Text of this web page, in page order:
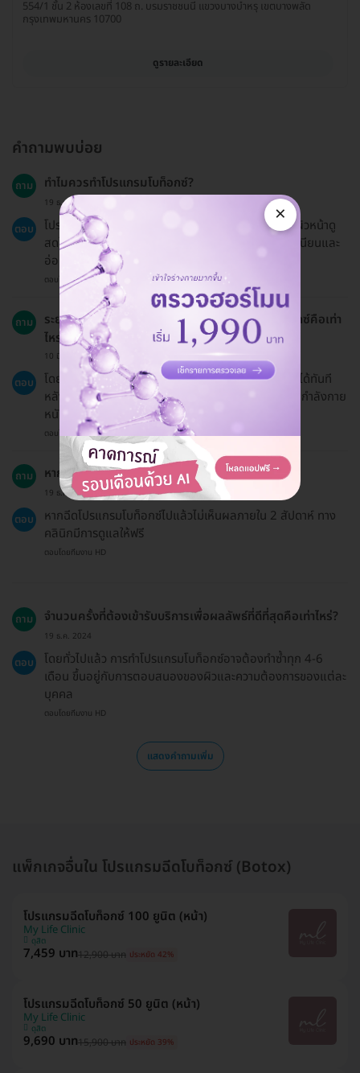
554/1 ชั้น 2 ห้องเลขที่ 108 ถ. บรมราชชนนี แขวงบางบำหรุ เขตบางพลัด
กรุงเทพมหานคร 10700
ดูรายละเอียด
คำถามพบบ่อย
ถาม ทำไมควรทำโปรแกรมโบท็อกซ์?
19 ธ.ค. 2024
ตอบ
โปรแกรมโบท็อกซ์สามารถช่วยลดเลือนริ้วรอยและทำให้ผิวหน้าดู
สดใสขึ้น นอกจากนี้ยังช่วยปรับรูปหน้าทำให้มีความเรียบเนียนและ
อ่อนเยาว์มากขึ้น
ตอบโดยทีมงาน HD
ถาม
ระยะเวลาที่ต้องใช้ในการฟื้นตัวหลังทำโปรแกรมโบท็อกซ์คือเท่า
ไหร่?
10 มี.ค. 2023
ตอบ
โดยปกติผู้รับบริการสามารถกลับไปทำกิจกรรมประจำวันได้ทันที
หลังจากทำโปรแกรมโบท็อกซ์ แต่ควรหลีกเลี่ยงการออกกำลังกาย
หนักและการสัมผัสความร้อนในช่วง 24 ชั่วโมงแรก
ตอบโดยทีมงาน HD
ถาม หากฉีดไปแล้วไม่เห็นผลจะทำอย่างไร?
19 ธ.ค. 2024
ตอบ
หากฉีดโปรแกรมโบท็อกซ์ไปแล้วไม่เห็นผลภายใน 2 สัปดาห์ ทาง
คลินิกมีการดูแลให้ฟรี
ตอบโดยทีมงาน HD
ถาม จำนวนครั้งที่ต้องเข้ารับบริการเพื่อผลลัพธ์ที่ดีที่สุดคือเท่าไหร่?
19 ธ.ค. 2024
ตอบ
โดยทั่วไปแล้ว การทำโปรแกรมโบท็อกซ์อาจต้องทำซ้ำทุก 4-6
เดือน ขึ้นอยู่กับการตอบสนองของผิวและความต้องการของแต่ละ
บุคคล
ตอบโดยทีมงาน HD
แสดงคำถามเพิ่ม
แพ็กเกจอื่นใน โปรแกรมฉีดโบท็อกซ์ (Botox)
โปรแกรมฉีดโบท็อกซ์ 100 ยูนิต (หน้า)
My Life Clinic
ดุสิต
7,459 บาท12,900 บาท ประหยัด 42%
โปรแกรมฉีดโบท็อกซ์ 50 ยูนิต (หน้า)
My Life Clinic
ดุสิต
9,690 บาท15,900 บาท ประหยัด 39%
×